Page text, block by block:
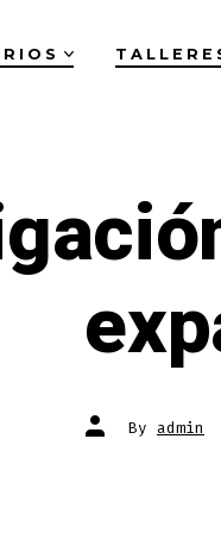
Post
author
By admin